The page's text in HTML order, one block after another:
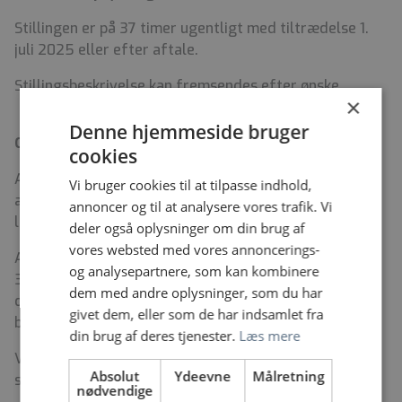
Stillingen er på 37 timer ugentligt med tiltrædelse 1.
juli 2025 eller efter aftale.
Stillingsbeskrivelse kan fremsendes efter ønske
Om afdelingen
Afdeling for Kæbekirurgi behandler sygdomme,
alvorlige infektionstilstande, misdannelser, kræft og
læsioner i tænder, mundhule og kæber.
Afdelingen består af et stort ambulatorium fordelt på
3 afsnit: 2002, 2003 og 3003/3004. Derudover har vi
daglig aktivitet på operationsgangen, hvor vi
bemander 15 lejer pr. uge.
Vores patienter indlægges på Øre-Næse-Halskirurgisk
sengeafsnit, som vi har et tæt samarbejde med.
×
Denne hjemmeside bruger
cookies
Vi bruger cookies til at tilpasse indhold,
annoncer og til at analysere vores trafik. Vi
deler også oplysninger om din brug af
vores websted med vores annoncerings-
og analysepartnere, som kan kombinere
dem med andre oplysninger, som du har
givet dem, eller som de har indsamlet fra
din brug af deres tjenester. Læs mere
Absolut
nødvendige
Ydeevne Målretning